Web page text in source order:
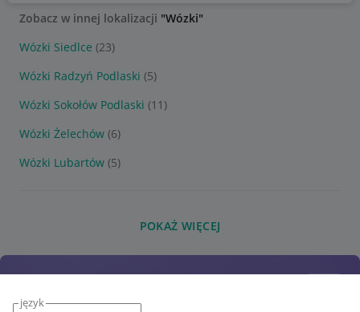
język
Zobacz w innej lokalizacji "Wózki"
Wózki Siedlce (23)
Wózki Radzyń Podlaski (5)
Wózki Sokołów Podlaski (11)
Wózki Żelechów (6)
Wózki Lubartów (5)
POKAŻ WIĘCEJ